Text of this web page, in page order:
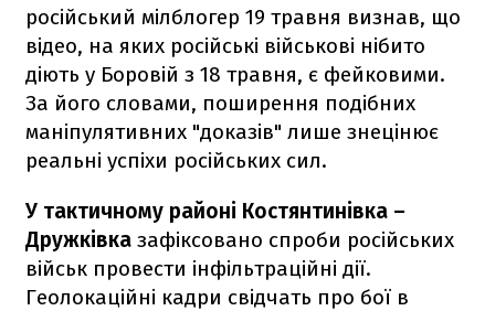
російський мілблогер 19 травня визнав, що
відео, на яких російські військові нібито
діють у Боровій з 18 травня, є фейковими.
За його словами, поширення подібних
маніпулятивних "доказів" лише знецінює
реальні успіхи російських сил.
У тактичному районі Костянтинівка –
Дружківка зафіксовано спроби російських
військ провести інфільтраційні дії.
Геолокаційні кадри свідчать про бої в